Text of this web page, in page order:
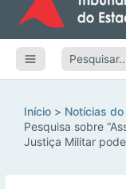
Pesquisar:
Início
Notícias
Pesquisa sobre
Justiça Militar